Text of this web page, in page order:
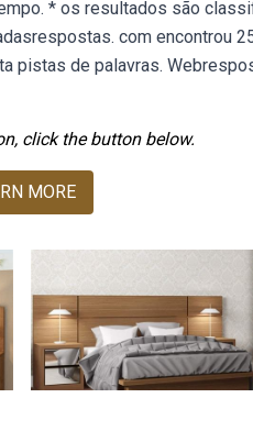
* os resultados são
com encontrou
pistas de palavras.
click the button below.
MORE